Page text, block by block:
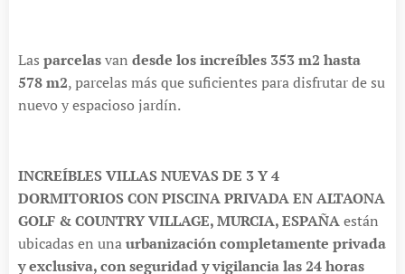
Las parcelasvan desde los increíbles 353 m2 hasta
578 m2, parcelas más que suficientes para disfrutar de su
nuevo y espacioso jardín.
INCREÍBLES VILLAS NUEVAS DE 3 Y 4
DORMITORIOS CON PISCINA PRIVADA EN ALTAONA
GOLF & COUNTRY VILLAGE, MURCIA, ESPAÑAestán
ubicadas en unaurbanización completamente privada
y exclusiva, con seguridad y vigilancia las 24 horas